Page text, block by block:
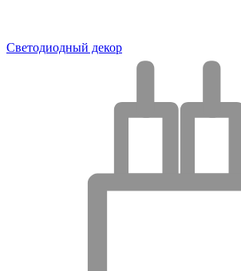
Светодиодный декор